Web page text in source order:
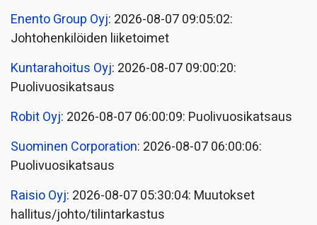
Enento Group Oyj: 2026-08-07 09:05:02:
Johtohenkilöiden liiketoimet
Kuntarahoitus Oyj: 2026-08-07 09:00:20:
Puolivuosikatsaus
Robit Oyj: 2026-08-07 06:00:09: Puolivuosikatsaus
Suominen Corporation: 2026-08-07 06:00:06:
Puolivuosikatsaus
Raisio Oyj: 2026-08-07 05:30:04: Muutokset
hallitus/johto/tilintarkastus